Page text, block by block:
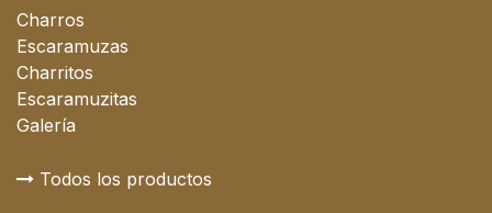
Charros
Escaramuzas
Charritos
Escaramuzitas
Galería
Todos los productos